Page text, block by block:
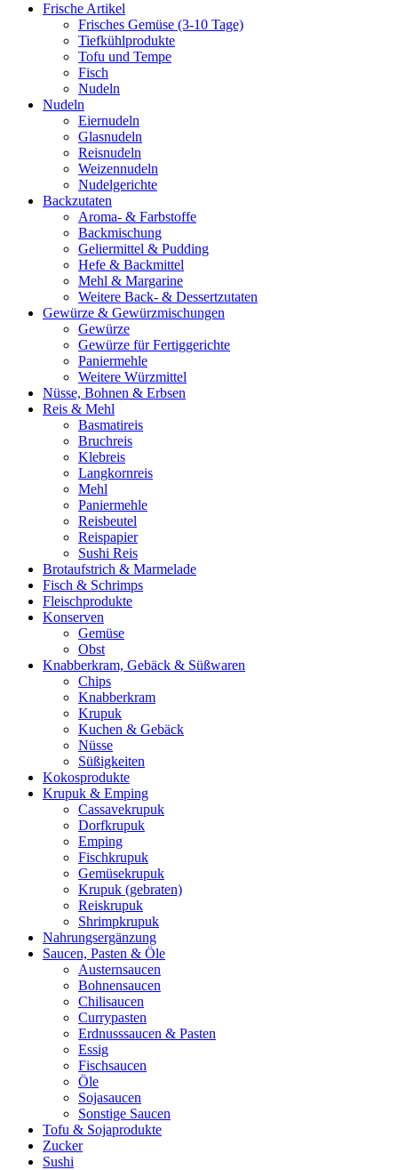
Frische Artikel
Frisches Gemüse (3-10 Tage)
Tiefkühlprodukte
Tofu und Tempe
Fisch
Nudeln
Nudeln
Eiernudeln
Glasnudeln
Reisnudeln
Weizennudeln
Nudelgerichte
Backzutaten
Aroma- & Farbstoffe
Backmischung
Geliermittel & Pudding
Hefe & Backmittel
Mehl & Margarine
Weitere Back- & Dessertzutaten
Gewürze & Gewürzmischungen
Gewürze
Gewürze für Fertiggerichte
Paniermehle
Weitere Würzmittel
Nüsse, Bohnen & Erbsen
Reis & Mehl
Basmatireis
Bruchreis
Klebreis
Langkornreis
Mehl
Paniermehle
Reisbeutel
Reispapier
Sushi Reis
Brotaufstrich & Marmelade
Fisch & Schrimps
Fleischprodukte
Konserven
Gemüse
Obst
Knabberkram, Gebäck & Süßwaren
Chips
Knabberkram
Krupuk
Kuchen & Gebäck
Nüsse
Süßigkeiten
Kokosprodukte
Krupuk & Emping
Cassavekrupuk
Dorfkrupuk
Emping
Fischkrupuk
Gemüsekrupuk
Krupuk (gebraten)
Reiskrupuk
Shrimpkrupuk
Nahrungsergänzung
Saucen, Pasten & Öle
Austernsaucen
Bohnensaucen
Chilisaucen
Currypasten
Erdnusssaucen & Pasten
Essig
Fischsaucen
Öle
Sojasaucen
Sonstige Saucen
Tofu & Sojaprodukte
Zucker
Sushi